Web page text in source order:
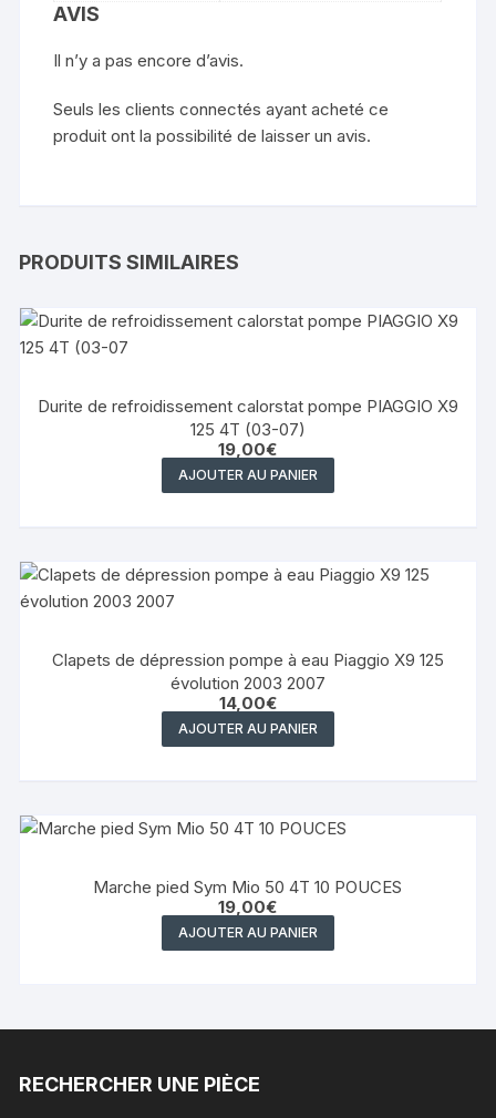
AVIS
Il n’y a pas encore d’avis.
Seuls les clients connectés ayant acheté ce
produit ont la possibilité de laisser un avis.
PRODUITS SIMILAIRES
Durite de refroidissement calorstat pompe PIAGGIO X9
125 4T (03-07)
19,00€
AJOUTER AU PANIER
Clapets de dépression pompe à eau Piaggio X9 125
évolution 2003 2007
14,00€
AJOUTER AU PANIER
Marche pied Sym Mio 50 4T 10 POUCES
19,00€
AJOUTER AU PANIER
RECHERCHER UNE PIÈCE